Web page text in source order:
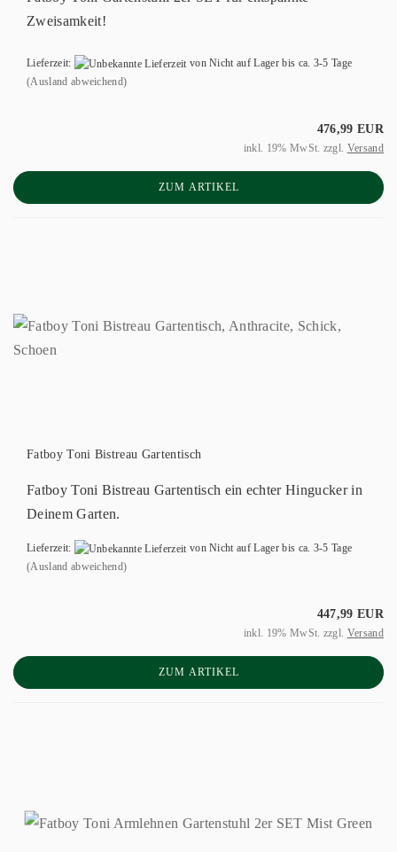
Zweisamkeit!
Lieferzeit:
von Nicht auf Lager bis ca. 3-5 Tage
(Ausland abweichend)
476,99 EUR
inkl. 19% MwSt. zzgl. Versand
ZUM ARTIKEL
Fatboy Toni Bistreau Gartentisch
Fatboy Toni Bistreau Gartentisch ein echter Hingucker in
Deinem Garten.
Lieferzeit:
von Nicht auf Lager bis ca. 3-5 Tage
(Ausland abweichend)
447,99 EUR
inkl. 19% MwSt. zzgl. Versand
ZUM ARTIKEL